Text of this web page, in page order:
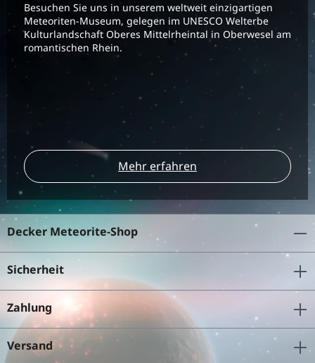
Besuchen Sie uns in unserem weltweit einzigartigen
Meteoriten-Museum, gelegen im UNESCO Welterbe
Kulturlandschaft Oberes Mittelrheintal in Oberwesel am
romantischen Rhein.
Mehr erfahren
Decker Meteorite-Shop
Sicherheit
Zahlung
Versand